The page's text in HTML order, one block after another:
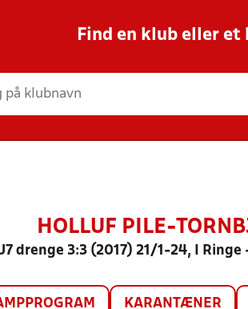
Find en klub eller et
HOLLUF PILE-
drenge 3:3 (2017) 21/1-24, I Ringe
KARANTÆNER